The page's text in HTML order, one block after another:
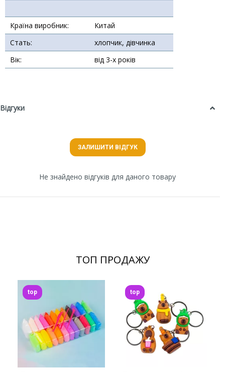
Країна виробник:
Китай
Стать:
хлопчик, дівчинка
Вік:
від 3-х років
Відгуки
ЗАЛИШИТИ ВІДГУК
Не знайдено відгуків для даного товару
ТОП ПРОДАЖУ
top top